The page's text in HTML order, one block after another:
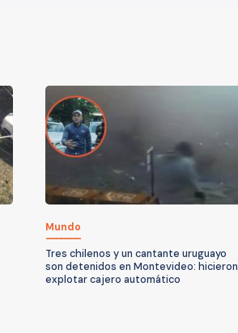
Mundo
Tres chilenos y un cantante uruguayo
son detenidos en Montevideo: hicieron
explotar cajero automático